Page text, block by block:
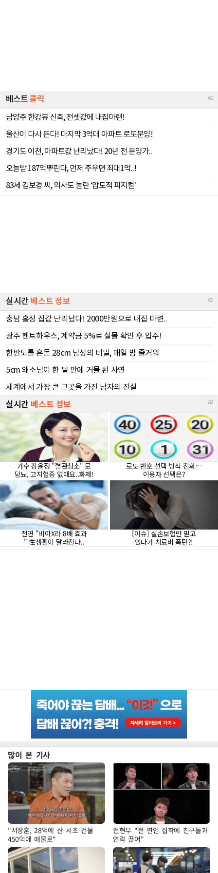
많이 본 기사
"서장훈, 28억에 산 서초 건물
450억에 매물로"
전현무 "전 연인 집착에 친구들과
연락 끊어"